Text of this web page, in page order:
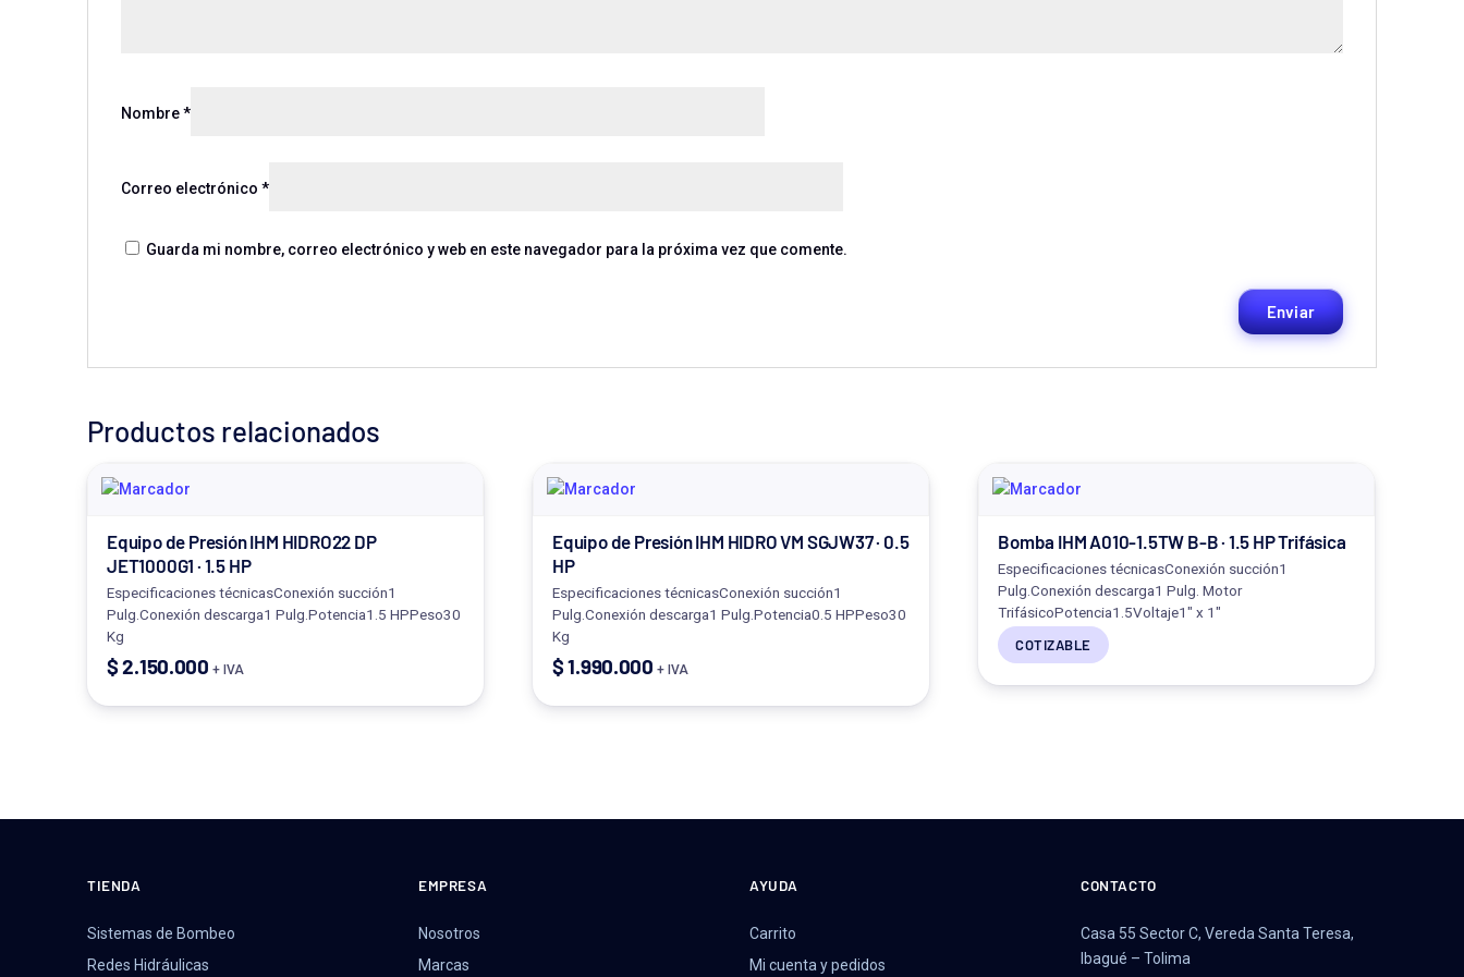
Nombre*
Correo electrónico *
Guarda mi nombre, correo electrónico y web en este navegador para la próxima vez que comente.
Productos relacionados
Equipo de Presión IHM HIDRO22 DP
JET1000G1 · 1.5 HP
Especificaciones técnicasConexión succión1
Pulg.Conexión descarga1 Pulg.Potencia1.5 HPPeso30
Kg
$2.150.000 + IVA
Equipo de Presión IHM HIDRO VM SGJW37 · 0.5
HP
Especificaciones técnicasConexión succión1
Pulg.Conexión descarga1 Pulg.Potencia0.5 HPPeso30
Kg
$1.990.000 + IVA
Bomba IHM A010-1.5TW B-B · 1.5 HP Trifásica
Especificaciones técnicasConexión succión1
Pulg.Conexión descarga1 Pulg. Motor
TrifásicoPotencia1.5Voltaje1" x 1"
COTIZABLE
TIENDA
Sistemas de Bombeo
Redes Hidráulicas
EMPRESA
Nosotros
Marcas
AYUDA
Carrito
Mi cuenta y pedidos
CONTACTO
Casa 55 Sector C, Vereda Santa Teresa,
Ibagué – Tolima